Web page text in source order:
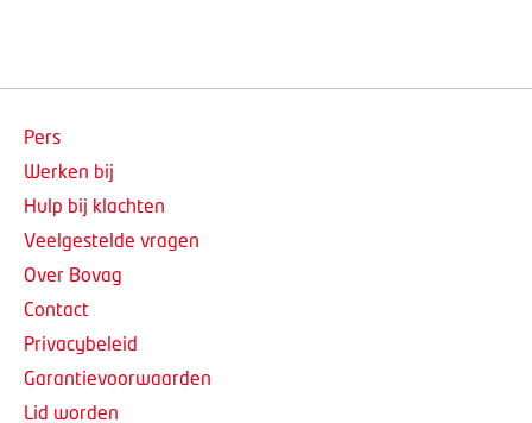
Pers
Werken bij
Hulp bij klachten
Veelgestelde vragen
Over Bovag
Contact
Privacybeleid
Garantievoorwaarden
Lid worden